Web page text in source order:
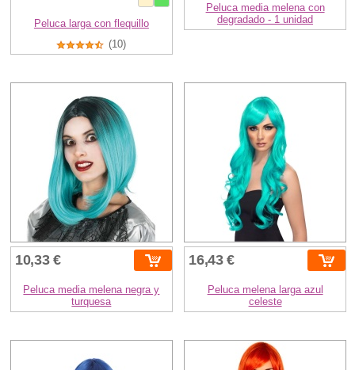
Peluca larga con flequillo
(10)
Peluca media melena con
degradado - 1 unidad
10,33 €
Peluca media melena negra y
turquesa
16,43 €
Peluca melena larga azul
celeste